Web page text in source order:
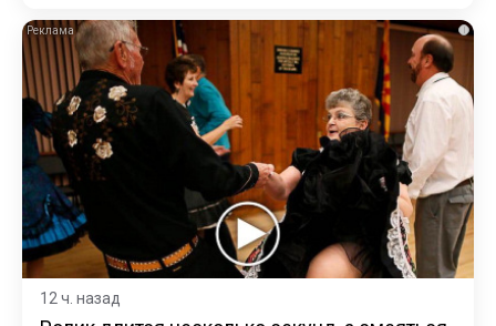
i
12 ч. назад